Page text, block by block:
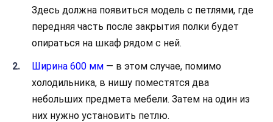
Здесь должна появиться модель с петлями, где
передняя часть после закрытия полки будет
опираться на шкаф рядом с ней.
Ширина 600 мм — в этом случае, помимо
холодильника, в нишу поместятся два
небольших предмета мебели. Затем на один из
них нужно установить петлю.